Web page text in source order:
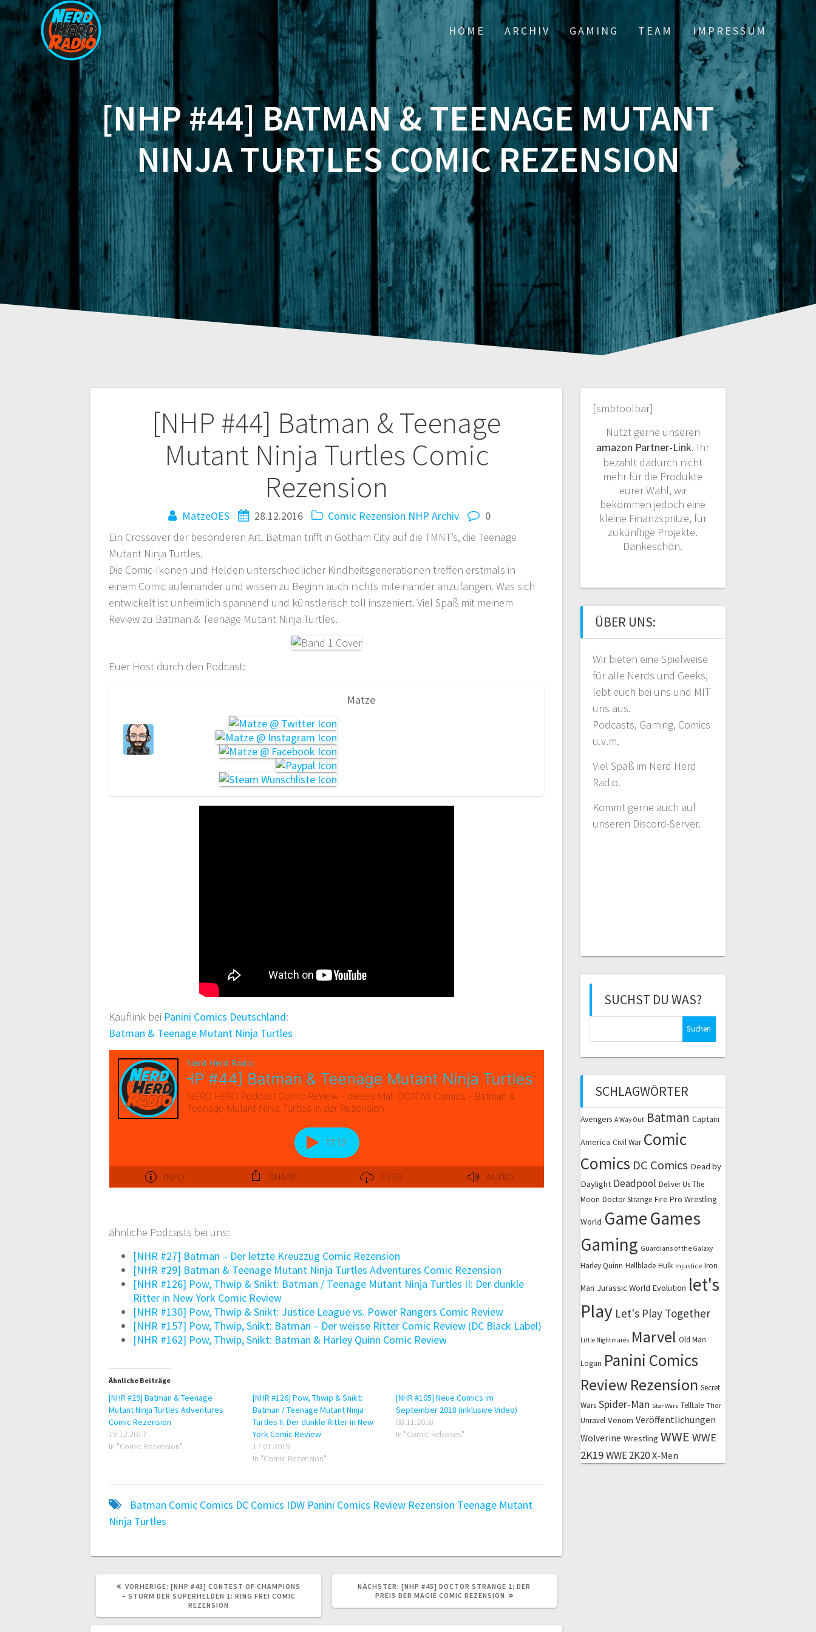
Zum
Inhalt
springen
HOME ARCHIV GAMING TEAM IMPRESSUM
[NHP #44] BATMAN & TEENAGE MUTANT
NINJA TURTLES COMIC REZENSION
[NHP #44] Batman & Teenage
Mutant Ninja Turtles Comic
Rezension
MatzeOES 28.12.2016 Comic Rezension NHP Archiv
0
Ein Crossover der besonderen Art. Batman trifft in Gotham City auf die TMNT’s, die Teenage
Mutant Ninja Turtles.
Die Comic-Ikonen und Helden unterschiedlicher Kindheitsgenerationen treffen erstmals in
einem Comic aufeinander und wissen zu Beginn auch nichts miteinander anzufangen. Was sich
entwickelt ist unheimlich spannend und künstlerisch toll inszeniert. Viel Spaß mit meinem
Review zu Batman & Teenage Mutant Ninja Turtles.
Euer Host durch den Podcast:
Matze
Kauflink bei Panini Comics Deutschland:
Batman & Teenage Mutant Ninja Turtles
ähnliche Podcasts bei uns:
[NHR #27] Batman – Der letzte Kreuzzug Comic Rezension
[NHR #29] Batman & Teenage Mutant Ninja Turtles Adventures Comic Rezension
[NHR #126] Pow, Thwip & Snikt: Batman / Teenage Mutant Ninja Turtles II: Der dunkle
Ritter in New York Comic Review
[NHR #130] Pow, Thwip & Snikt: Justice League vs. Power Rangers Comic Review
[NHR #157] Pow, Thwip, Snikt: Batman – Der weisse Ritter Comic Review (DC Black Label)
[NHR #162] Pow, Thwip, Snikt: Batman & Harley Quinn Comic Review
Ähnliche Beiträge
[NHR #29] Batman & Teenage
Mutant Ninja Turtles Adventures
Comic Rezension
19.12.2017
In "Comic Rezension"
[NHR #126] Pow, Thwip & Snikt:
Batman / Teenage Mutant Ninja
Turtles II: Der dunkle Ritter in New
York Comic Review
17.01.2019
In "Comic Rezension"
[NHR #105] Neue Comics im
September 2018 (inklusive Video)
08.11.2018
In "Comic Releases"
Batman Comic Comics DC Comics IDW Panini Comics Review Rezension Teenage Mutant
Ninja Turtles
Beitragsnavigation
VORHERIGE: VORHERIGER
BEITRAG:
[NHP #43] CONTEST OF CHAMPIONS
– STURM DER SUPERHELDEN 1: RING FREI COMIC
REZENSION
NÄCHSTER: NÄCHSTER
BEITRAG:
[NHP #45] DOCTOR STRANGE 1: DER
PREIS DER MAGIE COMIC REZENSION
[smbtoolbar]
Nutzt gerne unseren
amazon Partner-Link. Ihr
bezahlt dadurch nicht
mehr für die Produkte
eurer Wahl, wir
bekommen jedoch eine
kleine Finanzspritze, für
zukünftige Projekte.
Dankeschön.
ÜBER UNS:
Wir bieten eine Spielweise
für alle Nerds und Geeks,
lebt euch bei uns und MIT
uns aus.
Podcasts, Gaming, Comics
u.v.m.
Viel Spaß im Nerd Herd
Radio.
Kommt gerne auch auf
unseren Discord-Server.
SUCHST DU WAS?
SCHLAGWÖRTER
Avengers A Way Out Batman Captain
America Civil War Comic
Comics DC Comics Dead by
Daylight Deadpool Deliver Us The
Moon Doctor Strange Fire Pro Wrestling
World GameGames
Gaming Guardians of the Galaxy
Harley Quinn Hellblade Hulk Injustice Iron
Man Jurassic World Evolution let's
Play Let's Play Together
Little Nightmares Marvel Old Man
Logan Panini Comics
Review Rezension Secret
Wars Spider-Man Star Wars Telltale Thor
Unravel Venom Veröffentlichungen
Wolverine Wrestling WWE WWE
2K19WWE 2K20 X-Men